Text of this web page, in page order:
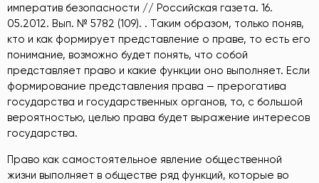
императив безопасности // Российская газета. 16.
05.2012. Вып. № 5782 (109). . Таким образом, только поняв,
кто и как формирует представление о праве, то есть его
понимание, возможно будет понять, что собой
представляет право и какие функции оно выполняет. Если
формирование представления права — прерогатива
государства и государственных органов, то, с большой
вероятностью, целью права будет выражение интересов
государства.
Право как самостоятельное явление общественной
жизни выполняет в обществе ряд функций, которые во